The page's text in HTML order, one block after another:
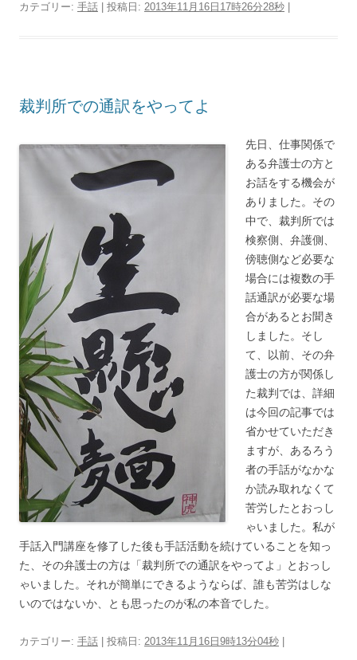
カテゴリー: 手話 | 投稿日: 2013年11月16日17時26分28秒
裁判所での通訳をやってよ
先日、仕事関係で
ある弁護士の方と
お話をする機会が
ありました。その
中で、裁判所では
検察側、弁護側、
傍聴側など必要な
場合には複数の手
話通訳が必要な場
合があるとお聞き
しました。そし
て、以前、その弁
護士の方が関係し
た裁判では、詳細
は今回の記事では
省かせていただき
ますが、あるろう
者の手話がなかな
か読み取れなくて
苦労したとおっし
ゃいました。私が
手話入門講座を修了した後も手話活動を続けていることを知っ
た、その弁護士の方は「裁判所での通訳をやってよ」とおっし
ゃいました。それが簡単にできるようならば、誰も苦労はしな
いのではないか、とも思ったのが私の本音でした。
カテゴリー: 手話 | 投稿日: 2013年11月16日9時13分04秒